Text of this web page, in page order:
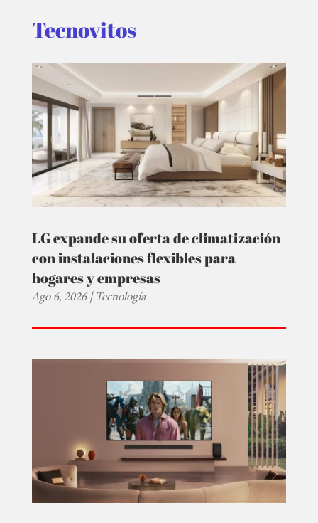
Tecnovitos
LG expande su oferta de climatización
con instalaciones flexibles para
hogares y empresas
Ago 6, 2026|Tecnología